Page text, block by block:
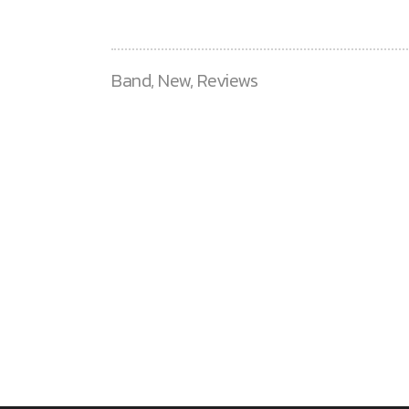
Band, New, Reviews